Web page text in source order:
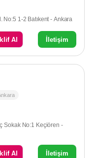
No:5 1-2 Batıkent - Ankara
Al İletişim
Sokak No:1 Keçiören -
Al İletişim